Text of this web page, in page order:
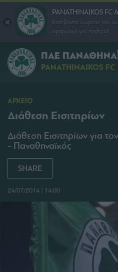
PANATHINAIKOS FC
Κατεβάστε δωρεάν την
εφαρμογή για Android
ΠΑΕ
PANATHINAIKOS FC
ΑΡΧΕΙΟ
Διάθεση Εισιτηρίων
Διάθεση Εισιτηρίων για
- Παναθηναϊκός
SHARE
24/07/2014 | 14:00